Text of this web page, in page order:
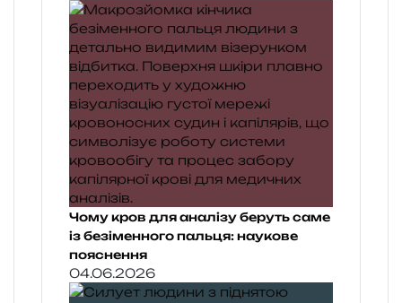
Чому кров для аналізу беруть саме
із безіменного пальця: наукове
пояснення
04.06.2026